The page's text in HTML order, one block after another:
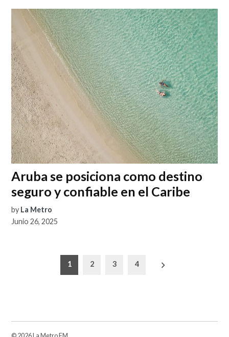
Aruba se posiciona como destino
seguro y confiable en el Caribe
by La Metro
Junio 26, 2025
Paginación
1 2 3 4